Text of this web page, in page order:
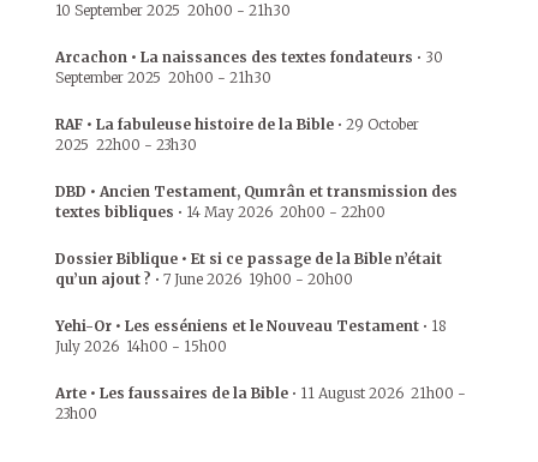
10 September 2025 20h00 - 21h30
Arcachon • La naissances des textes fondateurs • 30
September 2025 20h00 - 21h30
RAF • La fabuleuse histoire de la Bible • 29 October
2025 22h00 - 23h30
DBD • Ancien Testament, Qumrân et transmission des
textes bibliques • 14 May 2026 20h00 - 22h00
Dossier Biblique • Et si ce passage de la Bible n’était
qu’un ajout ? • 7 June 2026 19h00 - 20h00
Yehi-Or • Les esséniens et le Nouveau Testament • 18
July 2026 14h00 - 15h00
Arte • Les faussaires de la Bible • 11 August 2026 21h00 -
23h00